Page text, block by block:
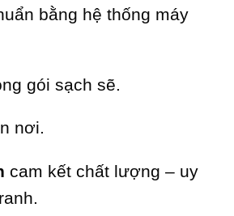
bằng hệ thống máy
gói sạch sẽ.
nơi.
cam kết chất lượng – uy